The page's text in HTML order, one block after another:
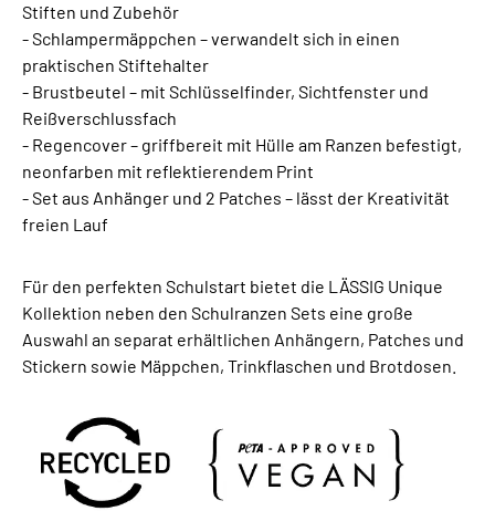
Stiften und Zubehör
- Schlampermäppchen – verwandelt sich in einen
praktischen Stiftehalter
- Brustbeutel – mit Schlüsselfinder, Sichtfenster und
Reißverschlussfach
- Regencover – griffbereit mit Hülle am Ranzen befestigt,
neonfarben mit reflektierendem Print
- Set aus Anhänger und 2 Patches – lässt der Kreativität
freien Lauf
Für den perfekten Schulstart bietet die LÄSSIG Unique
Kollektion neben den Schulranzen Sets eine große
Auswahl an separat erhältlichen Anhängern, Patches und
Stickern sowie Mäppchen, Trinkflaschen und Brotdosen.